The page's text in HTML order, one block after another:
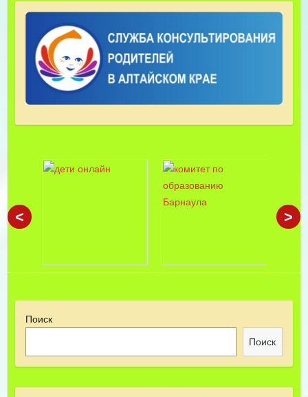
< >
Поиск
Поиск